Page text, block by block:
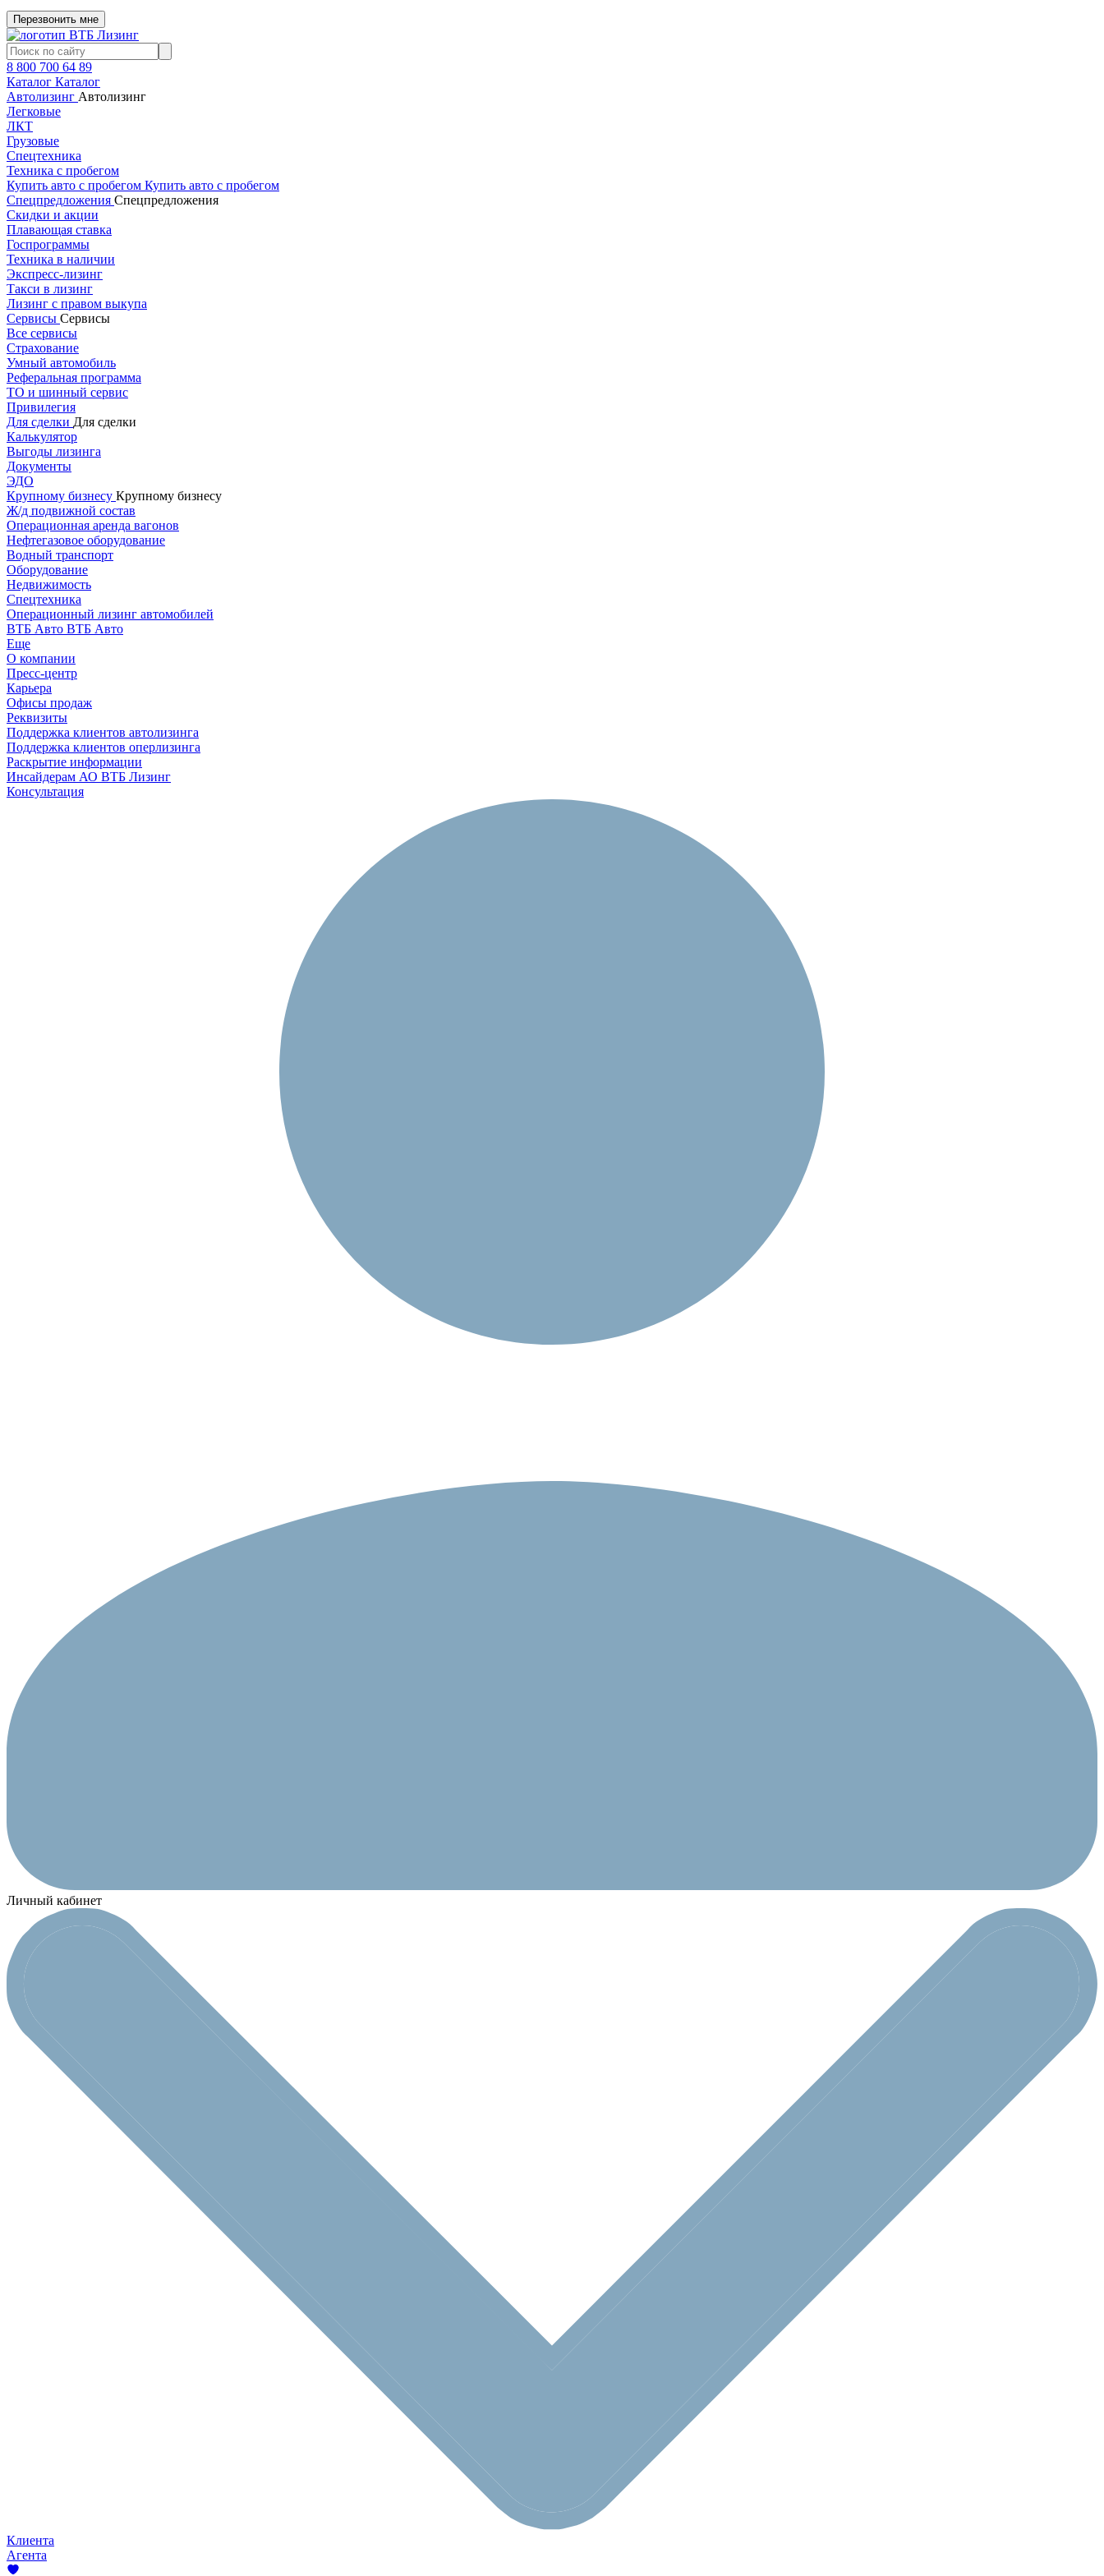
Перезвонить мне
8 800 700 64 89
Каталог Каталог
Автолизинг Автолизинг
Легковые
ЛКТ
Грузовые
Спецтехника
Техника с пробегом
Купить авто с пробегом Купить авто с пробегом
Спецпредложения Спецпредложения
Скидки и акции
Плавающая ставка
Госпрограммы
Техника в наличии
Экспресс-лизинг
Такси в лизинг
Лизинг с правом выкупа
Сервисы Сервисы
Все сервисы
Страхование
Умный автомобиль
Реферальная программа
ТО и шинный сервис
Привилегия
Для сделки Для сделки
Калькулятор
Выгоды лизинга
Документы
ЭДО
Крупному бизнесу Крупному бизнесу
Ж/д подвижной состав
Операционная аренда вагонов
Нефтегазовое оборудование
Водный транспорт
Оборудование
Недвижимость
Спецтехника
Операционный лизинг автомобилей
ВТБ Авто ВТБ Авто
Еще
О компании
Пресс-центр
Карьера
Офисы продаж
Реквизиты
Поддержка клиентов автолизинга
Поддержка клиентов оперлизинга
Раскрытие информации
Инсайдерам АО ВТБ Лизинг
Консультация
Личный кабинет
Клиента
Агента